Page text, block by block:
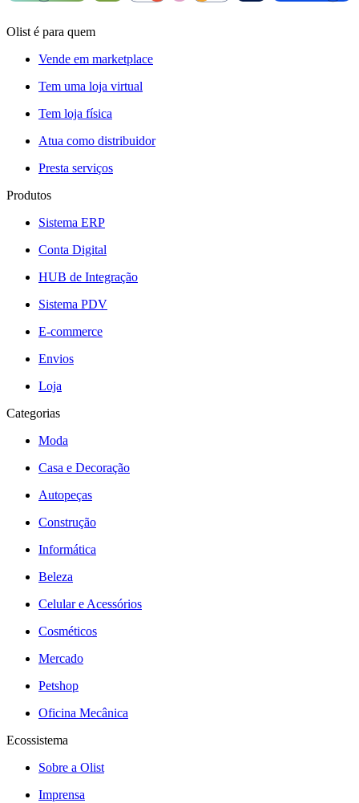
Olist é para quem
Vende em marketplace
Tem uma loja virtual
Tem loja física
Atua como distribuidor
Presta serviços
Produtos
Sistema ERP
Conta Digital
HUB de Integração
Sistema PDV
E-commerce
Envios
Loja
Categorias
Moda
Casa e Decoração
Autopeças
Construção
Informática
Beleza
Celular e Acessórios
Cosméticos
Mercado
Petshop
Oficina Mecânica
Ecossistema
Sobre a Olist
Imprensa